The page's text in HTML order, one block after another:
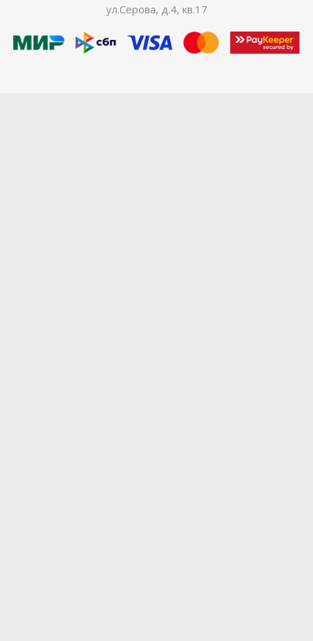
ул.Серова, д.4, кв.17